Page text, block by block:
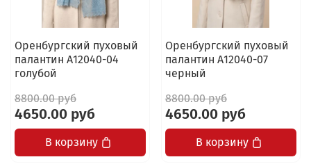
Оренбургский пуховый
палантин А12040-04
голубой
8800.00 руб
4650.00 руб
В корзину
Оренбургский пуховый
палантин А12040-07
черный
8800.00 руб
4650.00 руб
В корзину